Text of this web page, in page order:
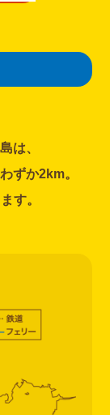
は、
ずか2km。
す。